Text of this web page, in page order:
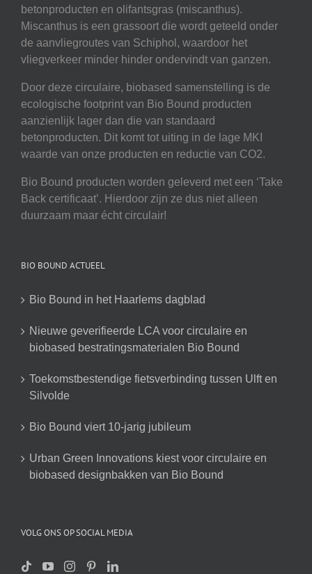
betonproducten en olifantsgras (miscanthus).
Miscanthus is een grassoort die wordt geteeld onder
de aanvliegroutes van Schiphol, waardoor het
vliegverkeer minder hinder ondervindt van ganzen.
Door deze circulaire, biobased samenstelling is de
ecologische footprint van Bio Bound producten
aanzienlijk lager dan die van standaard
betonproducten. Dit komt tot uiting in de lage MKI
waarde van onze producten en reductie van CO2.
Bio Bound producten worden geleverd met een ‘Take
Back certificaat’. Hierdoor zijn ze dus niet alleen
duurzaam maar écht circulair!
BIO BOUND ACTUEEL
Bio Bound in het Haarlems dagblad
Nieuwe geverifieerde LCA voor circulaire en
biobased bestratingsmaterialen Bio Bound
Toekomstbestendige fietsverbinding tussen Ulft en
Silvolde
Bio Bound viert 10-jarig jubileum
Urban Green Innovations kiest voor circulaire en
biobased designbakken van Bio Bound
VOLG ONS OP SOCIAL MEDIA